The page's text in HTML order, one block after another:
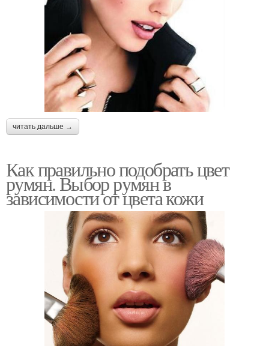
читать дальше →
Как правильно подобрать цвет
румян. Выбор румян в
зависимости от цвета кожи